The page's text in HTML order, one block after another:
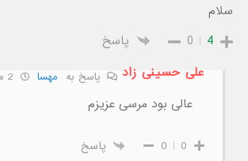
سلام
4
0
پاسخ
علی حسینی زاد
پاسخ به مهسا
عالی بود مرسی عزیزم
0
0 پاسخ